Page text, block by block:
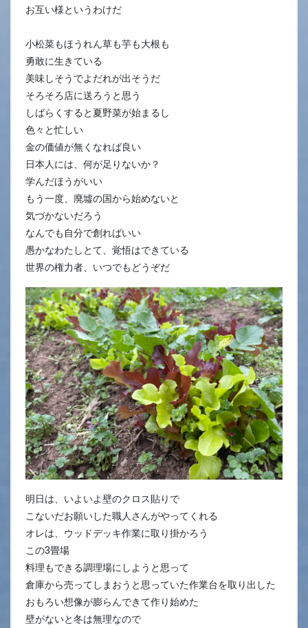
お互い様というわけだ
小松菜もほうれん草も芋も大根も
勇敢に生きている
美味しそうでよだれが出そうだ
そろそろ店に送ろうと思う
しばらくすると夏野菜が始まるし
色々と忙しい
金の価値が無くなれば良い
日本人には、何が足りないか？
学んだほうがいい
もう一度、廃墟の国から始めないと
気づかないだろう
なんでも自分で創ればいい
愚かなわたしとて、覚悟はできている
世界の権力者、いつでもどうぞだ
明日は、いよいよ壁のクロス貼りで
こないだお願いした職人さんがやってくれる
オレは、ウッドデッキ作業に取り掛かろう
この3畳場
料理もできる調理場にしようと思って
倉庫から売ってしまおうと思っていた作業台を取り出した
おもろい想像が膨らんできて作り始めた
壁がないと冬は無理なので